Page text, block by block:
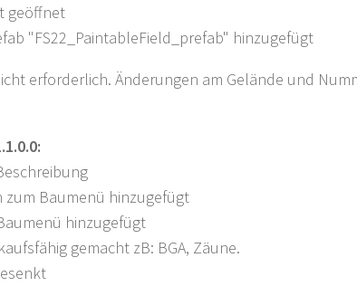
geöffnet
"FS22_PaintableField_prefab" hinzugefügt
erforderlich. Änderungen am Gelände und
zum Baumenü hinzugefügt
hinzugefügt
gemacht zB: BGA, Zäune.